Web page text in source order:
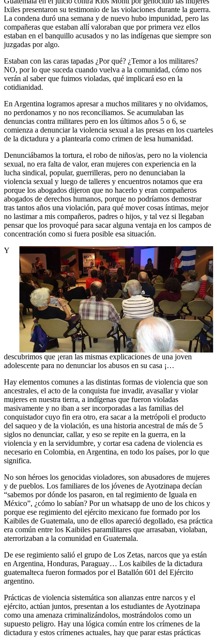
Ixiles presentaron su testimonio de las violaciones durante la guerra.
La condena duró una semana y de nuevo hubo impunidad, pero las
compañeras que estaban allí valoraban que por primera vez ellos
estaban en el banquillo acusados y no las indígenas que siempre son
juzgadas por algo.
Estaban con las caras tapadas ¿Por qué? ¿Temor a los militares?
NO, por lo que suceda cuando vuelva a la comunidad, cómo nos
verán al saber que fuimos violadas, qué implicará eso en la
cotidianidad.
En Argentina logramos apresar a muchos militares y no olvidamos,
no perdonamos y no nos reconciliamos. Se acumulaban las
denuncias contra militares pero en los últimos años 5 o 6, se
comienza a denunciar la violencia sexual a las presas en los cuarteles
de la dictadura y a plantearla como crimen de lesa humanidad.
Denunciábamos la tortura, el robo de niños/as, pero no la violencia
sexual, no era falta de valor, eran mujeres con experiencia en la
lucha sindical, popular, guerrilleras, pero no denunciaban la
violencia sexual y luego de talleres y encuentros notamos que era
porque los abogados dijeron que no hacerlo y eran compañeros
abogados de derechos humanos, porque no podríamos demostrar
tras tantos años una violación, para qué mover cosas íntimas, mejor
no lastimar a mis compañeros, padres o hijos, y tal vez si llegaban
pensar que los provoqué para sacar alguna ventaja en los campos de
concentración como si fuera posible esa situación.
Y
descubrimos que ¡eran las mismas explicaciones de una joven
adolescente para no denunciar los abusos en su casa ¡…
Hay elementos comunes a las distintas formas de violencia que son
ancestrales, el acto de la conquista fue invadir, avasallar y violar
mujeres en nuestra tierra, a indígenas que fueron violadas
masivamente y no iban a ser incorporadas a las familias del
conquistador cuyo fin era otro, era sacar a la metrópoli el producto
del saqueo y de la violación, es una historia ancestral de más de 5
siglos no denunciar, callar, y eso se repite en la guerra, en la
violencia y en la servidumbre, y cortar esa cadena de violencia es
necesario en Colombia, en Argentina, en todo los países, por lo que
significa.
No son héroes los genocidas violadores, son abusadores de mujeres
y de pueblos. Los familiares de los jóvenes de Ayotzinapa decían
“sabemos por dónde los pasaron, en tal regimiento de Iguala en
México”, ¿cómo lo sabían? Por un whatsapp de uno de los chicos y
porque ese regimiento del ejército mexicano fue formado por los
Kaibiles de Guatemala, uno de ellos apareció degollado, esa práctica
era común entre los Kaibiles paramilitares que arrasaban, violaban,
aterrorizaban a la comunidad en Guatemala.
De ese regimiento salió el grupo de Los Zetas, narcos que ya están
en Argentina, Honduras, Paraguay… Los kaibiles de la dictadura
guatemalteca fueron formados por el Batallón 601 del Ejército
argentino.
Prácticas de violencia sistemática son alianzas entre narcos y el
ejército, actúan juntos, presentan a los estudiantes de Ayotzinapa
como una amenaza criminalizándolos, mostrándolos como un
supuesto peligro. Hay una lógica común entre los crímenes de la
dictadura y estos crímenes actuales, hay que parar estas prácticas